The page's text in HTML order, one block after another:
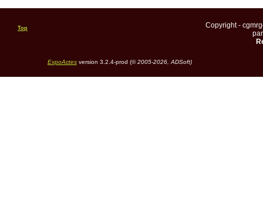
Top
Copyright -
ExpoActesversion 3.2.4-prod (©2005-2026, ADSoft)